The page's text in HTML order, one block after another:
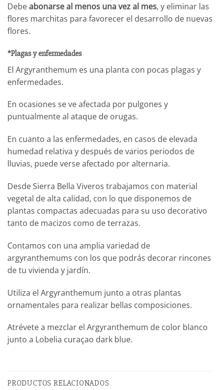
Debeabonarse al menos una vez al mes, y eliminar las
flores marchitas para favorecer el desarrollo de nuevas
flores.
*Plagas y enfermedades
El Argyranthemum es una planta con pocas plagas y
enfermedades.
En ocasiones se ve afectada por pulgones y
puntualmente al ataque de orugas.
En cuanto a las enfermedades, en casos de elevada
humedad relativa y después de varios periodos de
lluvias, puede verse afectado por alternaria.
Desde Sierra Bella Viveros trabajamos con material
vegetal de alta calidad, con lo que disponemos de
plantas compactas adecuadas para su uso decorativo
tanto de macizos como de terrazas.
Contamos con una amplia variedad de
argyranthemums con los que podrás decorar rincones
de tu vivienda y jardín.
Utiliza el Argyranthemum junto a otras plantas
ornamentales para realizar bellas composiciones.
Atrévete a mezclar el Argyranthemum de color blanco
junto a Lobelia curaçao dark blue.
PRODUCTOS RELACIONADOS